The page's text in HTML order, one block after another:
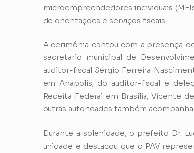
microempreendedores individuais
de orientações e serviços fiscais.
A cerimônia contou com a presença
secretário municipal de
auditor-fiscal Sérgio Ferreira
em Anápolis; do auditor-fiscal e
Receita Federal em Brasília, Vicente
outras autoridades também
Durante a solenidade, o prefeito Dr.
unidade e destacou que o PAV